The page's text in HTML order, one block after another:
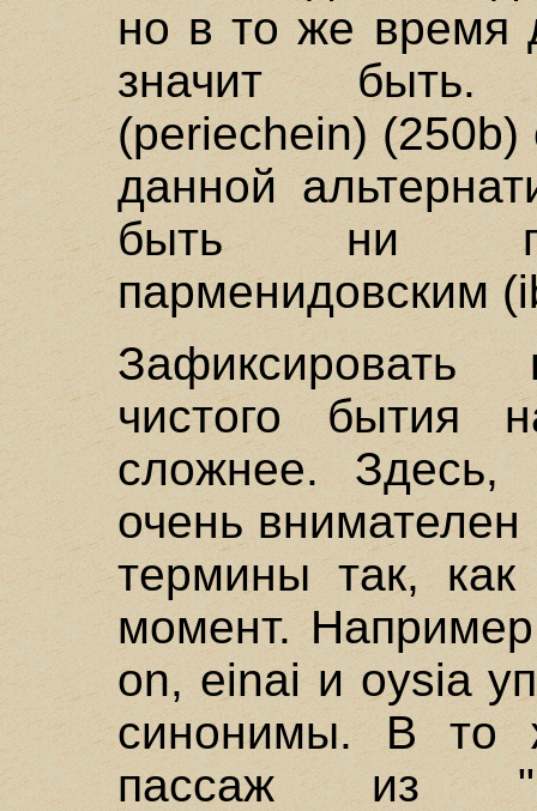
но в то же время
значит быть.
(periechein)
данной
быть ни
парменидовским
Зафиксировать
чистого бытия
сложнее. Здесь,
очень внимателен
термины так,
момент.
on, einai и oysia
синонимы. В то
пассаж из